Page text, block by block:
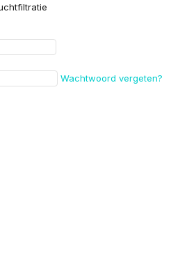
Wachtwoord vergeten?